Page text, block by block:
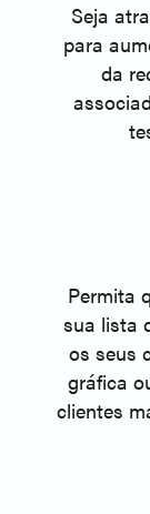
Seja
para
da
Permita
sua lista
os seus
gráfica
clientes